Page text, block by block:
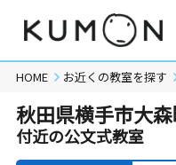
HOME お近くの教室を探す
秋田県横手市大
付近の公文式教室